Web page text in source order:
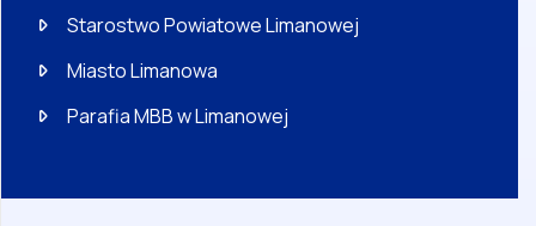
Starostwo Powiatowe Limanowej
Miasto Limanowa
Parafia MBB w Limanowej